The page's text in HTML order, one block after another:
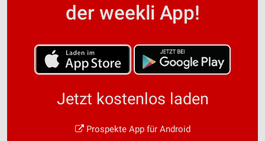
der weekli App!
Jetzt kostenlos laden
Prospekte App für Android